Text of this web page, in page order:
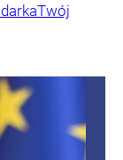
Twój